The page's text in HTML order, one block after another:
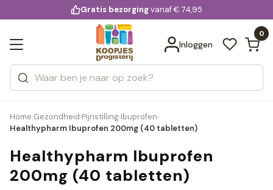
voor 20:00 uur besteld
Gratis bezorgingvanaf € 74,95
Inloggen
0
Zoeken
Categorieën
Merken
Bekijk alle resultaten
Home›Gezondheid›Pijnstilling›Ibuprofen›
Healthypharm Ibuprofen 200mg (40 tabletten)
Healthypharm Ibuprofen
200mg (40 tabletten)